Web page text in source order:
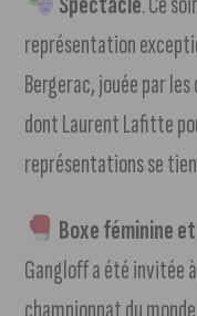
représentation
Bergerac, jouée par
dont Laurent Lafitte
représentations se
Boxe féminine
Gangloff a été invitée